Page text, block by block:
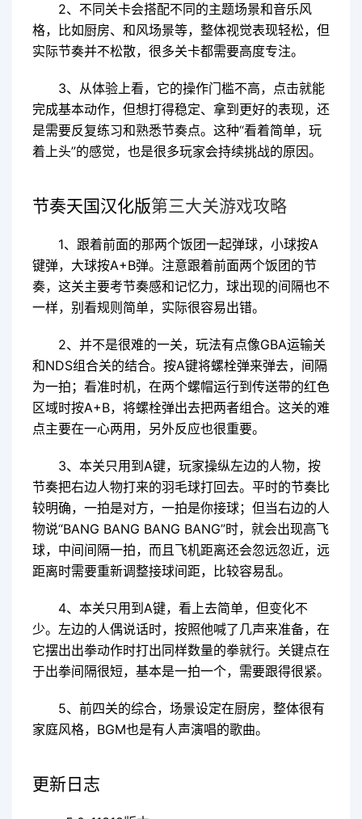
2、不同关卡会搭配不同的主题场景和音乐风
格，比如厨房、和风场景等，整体视觉表现轻松，但
实际节奏并不松散，很多关卡都需要高度专注。
3、从体验上看，它的操作门槛不高，点击就能
完成基本动作，但想打得稳定、拿到更好的表现，还
是需要反复练习和熟悉节奏点。这种“看着简单，玩
着上头”的感觉，也是很多玩家会持续挑战的原因。
节奏天国汉化版第三大关游戏攻略
1、跟着前面的那两个饭团一起弹球，小球按A
键弹，大球按A+B弹。注意跟着前面两个饭团的节
奏，这关主要考节奏感和记忆力，球出现的间隔也不
一样，别看规则简单，实际很容易出错。
2、并不是很难的一关，玩法有点像GBA运输关
和NDS组合关的结合。按A键将螺栓弹来弹去，间隔
为一拍；看准时机，在两个螺帽运行到传送带的红色
区域时按A+B，将螺栓弹出去把两者组合。这关的难
点主要在一心两用，另外反应也很重要。
3、本关只用到A键，玩家操纵左边的人物，按
节奏把右边人物打来的羽毛球打回去。平时的节奏比
较明确，一拍是对方，一拍是你接球；但当右边的人
物说“BANG BANG BANG BANG”时，就会出现高飞
球，中间间隔一拍，而且飞机距离还会忽远忽近，远
距离时需要重新调整接球间距，比较容易乱。
4、本关只用到A键，看上去简单，但变化不
少。左边的人偶说话时，按照他喊了几声来准备，在
它摆出出拳动作时打出同样数量的拳就行。关键点在
于出拳间隔很短，基本是一拍一个，需要跟得很紧。
5、前四关的综合，场景设定在厨房，整体很有
家庭风格，BGM也是有人声演唱的歌曲。
更新日志